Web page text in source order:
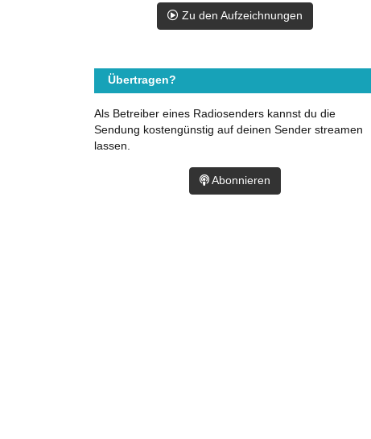
Zu den Aufzeichnungen
Übertragen?
Als Betreiber eines Radiosenders kannst du die
Sendung kostengünstig auf deinen Sender streamen
lassen.
Abonnieren